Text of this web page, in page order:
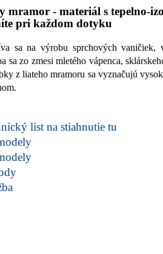
mramor - materiál s tepelno-
pri každom dotyku
sa na výrobu sprchových
sa zo zmesi mletého vápenca,
z liateho mramoru sa vyznačujú
list na stiahnutie tu